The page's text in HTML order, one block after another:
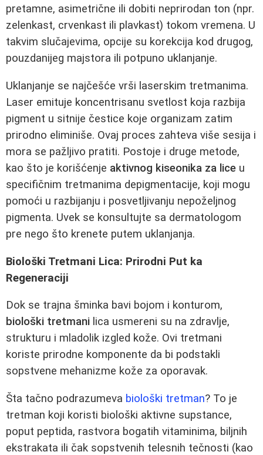
pretamne, asimetrične ili dobiti neprirodan ton (npr.
zelenkast, crvenkast ili plavkast) tokom vremena. U
takvim slučajevima, opcije su korekcija kod drugog,
pouzdanijeg majstora ili potpuno uklanjanje.
Uklanjanje se najčešće vrši laserskim tretmanima.
Laser emituje koncentrisanu svetlost koja razbija
pigment u sitnije čestice koje organizam zatim
prirodno eliminiše. Ovaj proces zahteva više sesija i
mora se pažljivo pratiti. Postoje i druge metode,
kao što je korišćenje aktivnog kiseonika za lice u
specifičnim tretmanima depigmentacije, koji mogu
pomoći u razbijanju i posvetljivanju nepoželjnog
pigmenta. Uvek se konsultujte sa dermatologom
pre nego što krenete putem uklanjanja.
Biološki Tretmani Lica: Prirodni Put ka
Regeneraciji
Dok se trajna šminka bavi bojom i konturom,
biološki tretmani lica usmereni su na zdravlje,
strukturu i mladolik izgled kože. Ovi tretmani
koriste prirodne komponente da bi podstakli
sopstvene mehanizme kože za oporavak.
Šta tačno podrazumeva biološki tretman? To je
tretman koji koristi biološki aktivne supstance,
poput peptida, rastvora bogatih vitaminima, biljnih
ekstrakata ili čak sopstvenih telesnih tečnosti (kao